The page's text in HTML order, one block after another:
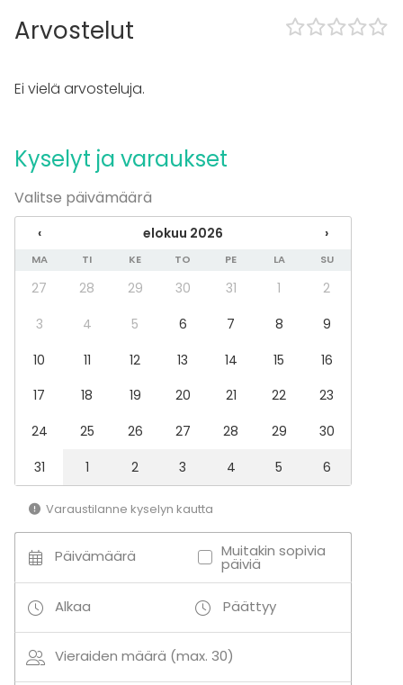
Virkistystilaisuus
Mökkireissu / retriitti
Pikkujoulut
Monitoimitila
Elämyspalvelu
Lisätietoa palveluista ja puitteista
Arvostelut
Ei vielä arvosteluja.
Kyselyt ja varaukset
Valitse päivämäärä
‹ elokuu 2026 ›
MA TI KE TO PE LA SU
27 28 29 30 31 1
2
3
4 5 6 7 8
9
10
11 12 13 14 15
16
17
18 19 20 21 22
23
24
25 26 27 28 29
30
31
1 2 3 4 5 6
Varaustilanne kyselyn kautta
Päivämäärä Muitakin sopivia
päiviä
Alkaa Päättyy
Vieraiden määrä (max. 30)